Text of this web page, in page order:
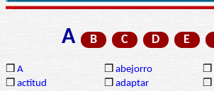
A B C D E
❒ A ❒ abejorro ❒
❒ actitud ❒ adaptar ❒